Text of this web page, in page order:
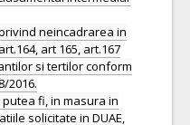
neincadrarea in
art 165, art.167
si tertilor conform
2016.
fi, in masura in
solicitate in DUAE,